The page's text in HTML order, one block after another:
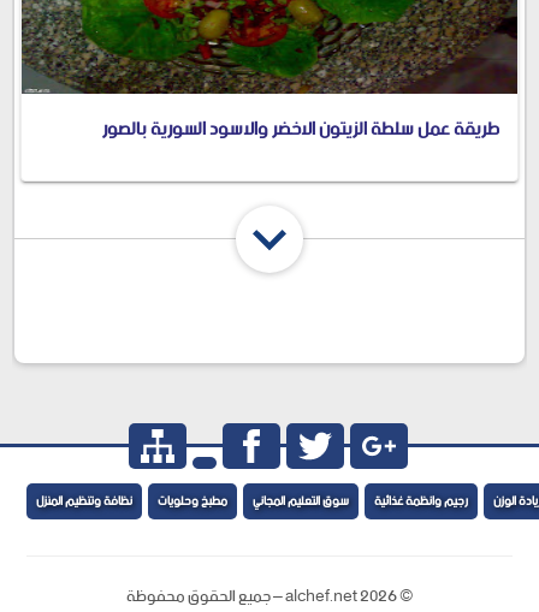
طريقة عمل سلطة الزيتون الاخضر والاسود السورية بالصور
الوزن رجيم وانظمة غذائية سوق التعليم المجاني مطبخ وحلويات نظافة وتنظيم المنزل
©
2026